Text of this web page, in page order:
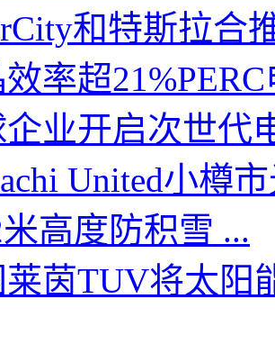
和特斯拉合
效率超
业开启次世代
United小樽
高度防积雪 ...
茵TUV将太阳